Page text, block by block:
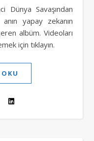
yapay zekanın
albüm. Videoları
için tıklayın.